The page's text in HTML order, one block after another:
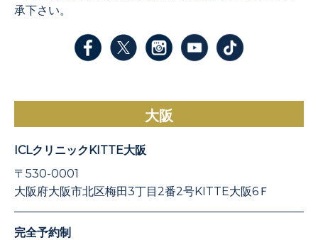
承下さい。
大阪
ICLクリニックKITTE大阪
〒530-0001
大阪府大阪市北区梅田3丁目2番2号KITTE大阪6Ｆ
完全予約制